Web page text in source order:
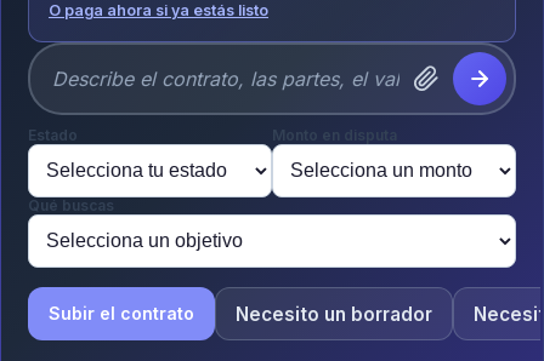
O paga ahora si ya estás listo
Estado Monto en disputa
Qué buscas
Subir el contrato Necesito un borrador